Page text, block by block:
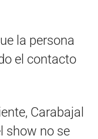
la persona
el contacto
Carabajal
show no se